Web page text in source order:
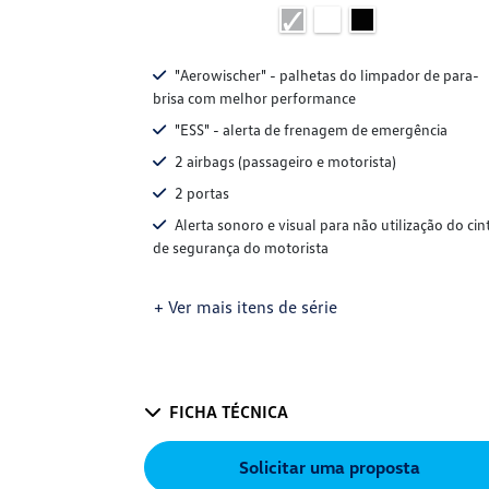
"Aerowischer" - palhetas do limpador de para-
brisa com melhor performance
"ESS" - alerta de frenagem de emergência
2 airbags (passageiro e motorista)
2 portas
Alerta sonoro e visual para não utilização do
de segurança do motorista
+ Ver mais itens de série
FICHA TÉCNICA
Solicitar uma proposta